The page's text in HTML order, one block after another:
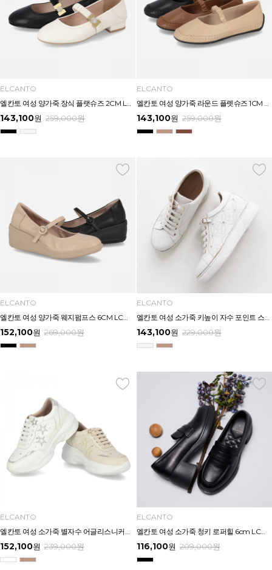
ELCANTO
엘칸토 여성 양가죽 장식 플랫슈즈 2CM LCWD72U613
143,100원 259,000원
ELCANTO
엘칸토 여성 양가죽 라운드 플렛슈즈 1CM LCWD71U613
143,100원 259,000원
ELCANTO
엘칸토 여성 양가죽 웨지펌프스 6CM LCWD67U613
152,100원 269,000원
ELCANTO
엘칸토 여성 소가죽 키높이 자수 포인트 스니커즈 3.5cm LCWS79U613
143,100원 229,000원
ELCANTO
엘칸토 여성 소가죽 별자수 어글리스니커즈 7cm LCWS02U613
152,100원 239,000원
ELCANTO
엘칸토 여성 소가죽 청키 로퍼힐 6cm LCWD43U613
116,100원 209,000원